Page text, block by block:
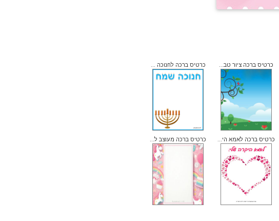
כרטיס ברכה ציור טב... כרטיס ברכה לחנוכה ...
כרטיס ברכה לאמא הי... כרטיס ברכה מעוצב ל...